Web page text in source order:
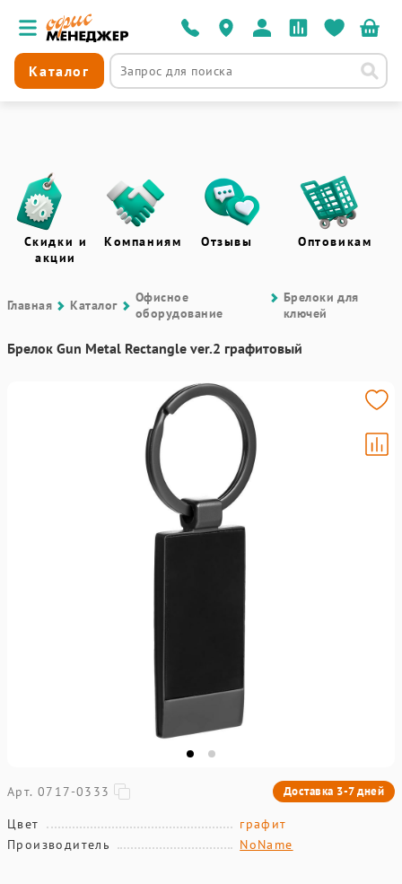
Каталог
Скидки и
акции
Компаниям Отзывы Оптовикам
Главная Каталог
Офисное
оборудование
Брелоки для
ключей
Брелок Gun Metal Rectangle ver.2 графитовый
Арт. 0717-0333 Доставка 3-7 дней
Цвет
графит
Производитель
NoName